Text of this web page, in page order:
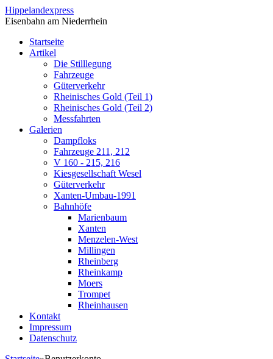
Direkt zum Inhalt
Hippelandexpress
Eisenbahn am Niederrhein
Startseite
Artikel
Die Stilllegung
Fahrzeuge
Güterverkehr
Rheinisches Gold (Teil 1)
Rheinisches Gold (Teil 2)
Messfahrten
Galerien
Dampfloks
Fahrzeuge 211, 212
V 160 - 215, 216
Kiesgesellschaft Wesel
Güterverkehr
Xanten-Umbau-1991
Bahnhöfe
Marienbaum
Xanten
Menzelen-West
Millingen
Rheinberg
Rheinkamp
Moers
Trompet
Rheinhausen
Kontakt
Impressum
Datenschutz